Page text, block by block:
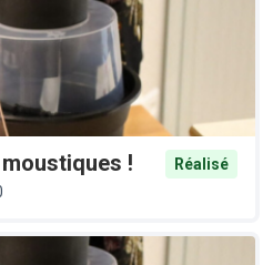
!
Réalisé